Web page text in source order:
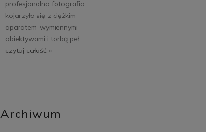
profesjonalna fotografia
kojarzyła się z ciężkim
aparatem, wymiennymi
obiektywami i torbą peł...
czytaj całość »
Archiwum